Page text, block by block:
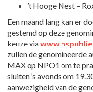
’t Hooge Nest –
Een maand lang kan er
gestemd op deze
keuze via
zullen de genomineerde
MAX op NPO1 om te
sluiten ’s avonds om
aanwezigheid van de